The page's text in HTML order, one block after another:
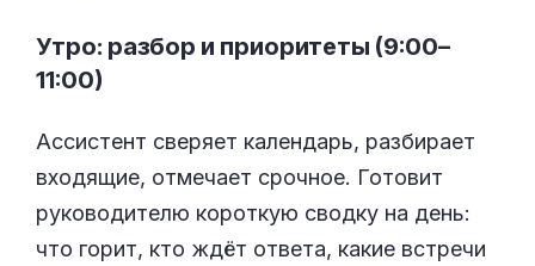
Утро: разбор и приоритеты (9:00–
11:00)
Ассистент сверяет календарь, разбирает
входящие, отмечает срочное. Готовит
руководителю короткую сводку на день:
что горит, кто ждёт ответа, какие встречи